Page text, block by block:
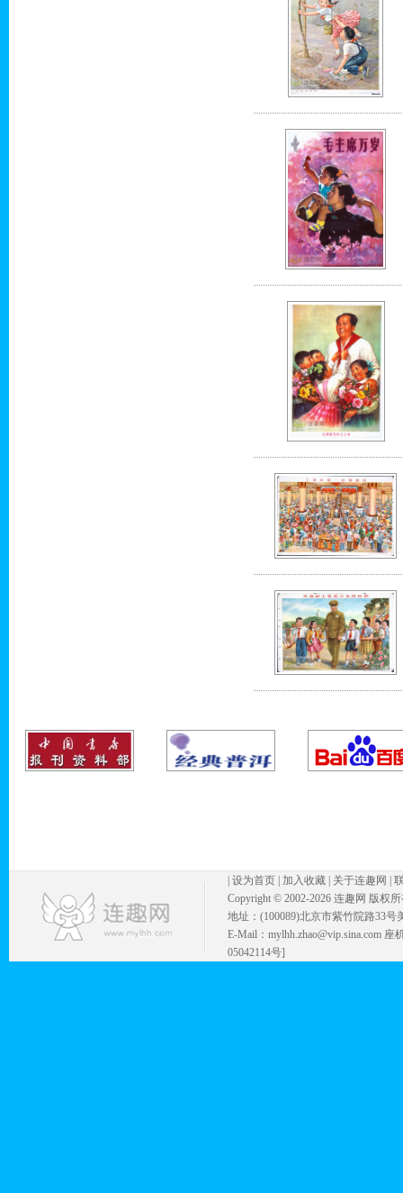
设为首页 加入收藏 关于连趣网
Copyright © 2002-2026 连趣网 版权
地址：(100089)北京市紫竹院路33号
E-Mail：mylhh.zhao@vip.sina.com
05042114号]